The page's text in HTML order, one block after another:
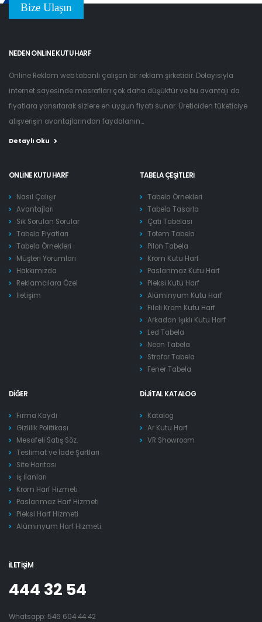
Bize Ulaşın
NEDEN ONLINE KUTU HARF
Online Reklam web tabanlı çalışan bir reklam şirketidir. Dolayısıyla
internet sayesinde masrafları çok daha düşüktür ve bu avantajı da
fiyatlara yansıtarak sizlere en uygun fiyatı sunar. Üreticiden tüketiciye
alışverişin avantajlarından faydalanın...
Detaylı Oku
ONLINE KUTU HARF
Nasıl Çalışır
Avantajları
Sık Sorulan Sorular
Tabela Fiyatları
Tabela Örnekleri
Müşteri Yorumları
Hakkımızda
Reklamcılara Özel
İletişim
TABELA ÇEŞITLERI
Tabela Örnekleri
Tabela Tasarla
Çatı Tabelası
Totem Tabela
Pilon Tabela
Krom Kutu Harf
Paslanmaz Kutu Harf
Pleksi Kutu Harf
Alüminyum Kutu Harf
Fileli Krom Kutu Harf
Arkadan Işıklı Kutu Harf
Led Tabela
Neon Tabela
Strafor Tabela
Fener Tabela
DIĞER
Firma Kaydı
Gizlilik Politikası
Mesafeli Satış Söz.
Teslimat ve İade Şartları
Site Haritası
İş İlanları
Krom Harf Hizmeti
Paslanmaz Harf Hizmeti
Pleksi Harf Hizmeti
Alüminyum Harf Hizmeti
DIJITAL KATALOG
Katalog
Ar Kutu Harf
VR Showroom
İLETIŞIM
444 32 54
Whatsapp: 546 604 44 42